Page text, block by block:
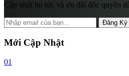
Cập nhật tin tức và ưu đãi độc quyền
Đăng Ký
Mới Cập Nhật
01